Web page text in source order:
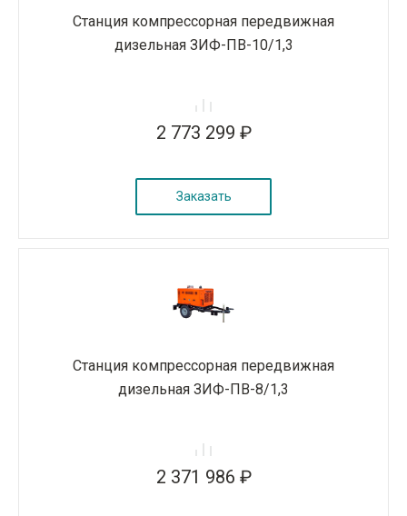
Станция компрессорная передвижная
дизельная ЗИФ-ПВ-10/1,3
2 773 299 ₽
Заказать
Станция компрессорная передвижная
дизельная ЗИФ-ПВ-8/1,3
2 371 986 ₽